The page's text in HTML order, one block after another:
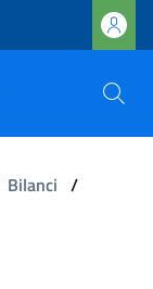
Bilanci /